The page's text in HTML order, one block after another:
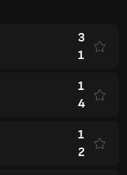
3
1
1
4
1
2